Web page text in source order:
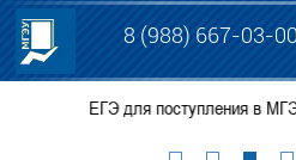
8 (988) 667-03-00
МГЭУ в 2026 году